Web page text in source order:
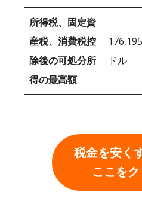
所得税、固定資
産税、消費税控
除後の可処分所
得の最高額
176,195
ドル
税金を安く
ここを